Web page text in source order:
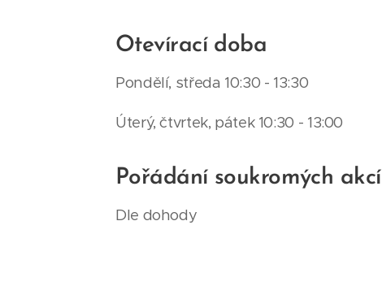
Otevírací doba
Pondělí, středa 10:30 - 13:30
Úterý, čtvrtek, pátek 10:30 - 13:00
Pořádání soukromých akcí
Dle dohody